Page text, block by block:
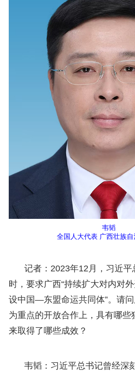
韦韬
全国人大代表 广西壮族
记者：2023年12月，习近
时，要求广西“持续扩大对内对
设中国—东盟命运共同体”。请
为重点的开放合作上，具有哪些
来取得了哪些成效？
韦韬：习近平总书记曾经深